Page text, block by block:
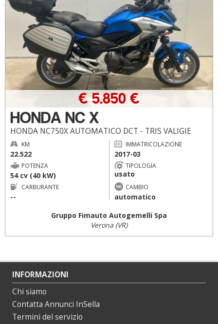
HONDA NC X
HONDA NC750X AUTOMATICO DCT - TRIS VALIGIE
€ 5.850 €
KM
22.522
IMMATRICOLAZIONE
2017-03
POTENZA
54 cv (40 kW)
TIPOLOGIA
usato
CARBURANTE
--
CAMBIO
automatico
Gruppo Fimauto Autogemelli Spa
Verona (VR)
INFORMAZIONI
Chi siamo
Contatta Annunci InSella
Termini del servizio